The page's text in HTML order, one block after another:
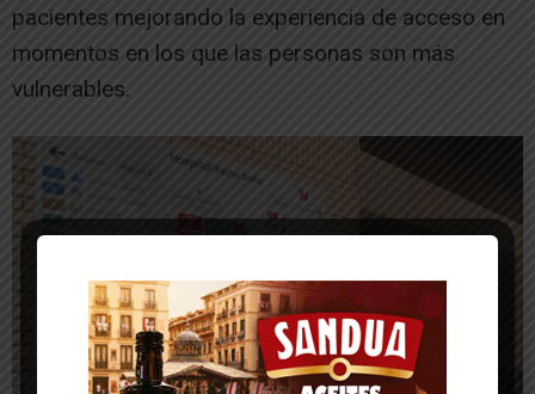
pacientes mejorando la experiencia de acceso en
momentos en los que las personas son más
vulnerables.